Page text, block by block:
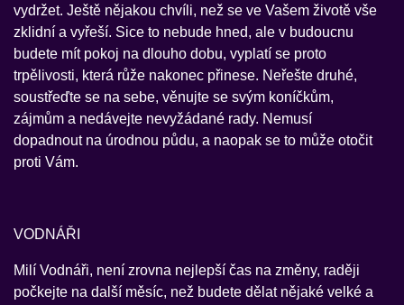
vydržet. Ještě nějakou chvíli, než se ve Vašem životě vše
zklidní a vyřeší. Sice to nebude hned, ale v budoucnu
budete mít pokoj na dlouho dobu, vyplatí se proto
trpělivosti, která růže nakonec přinese. Neřešte druhé,
soustřeďte se na sebe, věnujte se svým koníčkům,
zájmům a nedávejte nevyžádané rady. Nemusí
dopadnout na úrodnou půdu, a naopak se to může otočit
proti Vám.
VODNÁŘI
Milí Vodnáři, není zrovna nejlepší čas na změny, raději
počkejte na další měsíc, než budete dělat nějaké velké a